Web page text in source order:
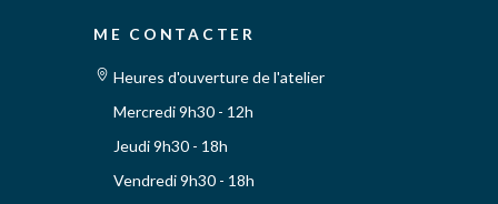
ME CONTACTER
Heures d'ouverture de l'atelier
Mercredi 9h30 - 12h
Jeudi 9h30 - 18h
Vendredi 9h30 - 18h